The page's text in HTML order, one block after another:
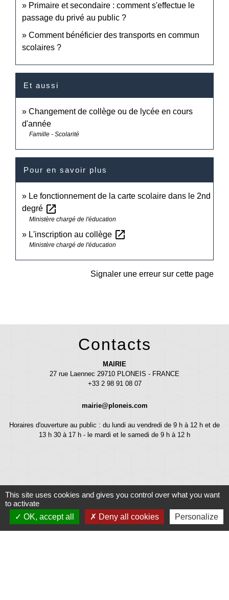
Primaire et secondaire : comment s'effectue le
passage du privé au public ?
Comment bénéficier des transports en commun
scolaires ?
Et aussi
Changement de collège ou de lycée en cours
d'année
Famille - Scolarité
Pour en savoir plus
Le fonctionnement de la carte scolaire dans le 2nd
degré open_in_new
Ministère chargé de l'éducation
L'inscription au collège open_in_new
Ministère chargé de l'éducation
Signaler une erreur sur cette page
Contacts
MAIRIE
27 rue Laennec 29710 PLONEIS - FRANCE
+33 2 98 91 08 07
mairie@ploneis.com
Horaires d'ouverture au public : du lundi au vendredi de 9 h à 12 h et de
13 h 30 à 17 h - le mardi et le samedi de 9 h à 12 h
This site uses cookies and gives you control over what you want
to activate
OK, accept all
Deny all cookies Personalize